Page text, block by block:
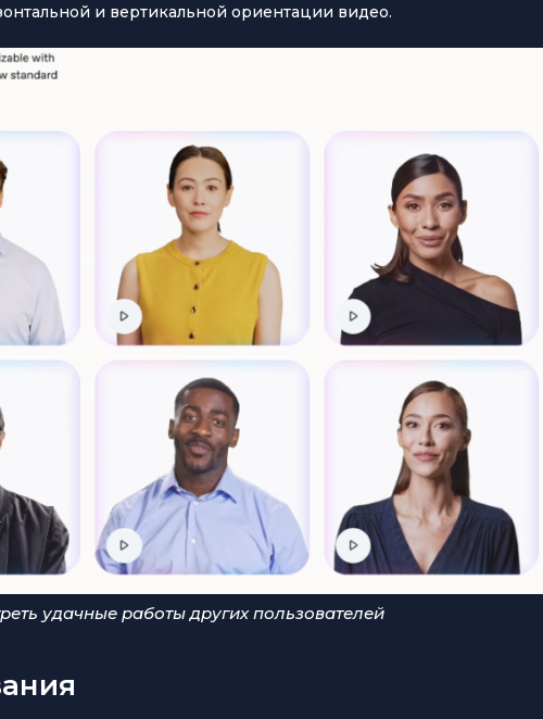
и вертикальной ориентации видео.
удачные работы других пользователей